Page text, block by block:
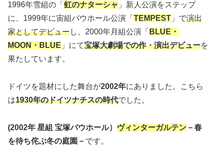
1996年雪組の「 虹のナターシャ 」新人公演をステップ
に、1999年に宙組バウホール公演「 TEMPEST 」で演出
家としてデビューし、2000年月組公演「 BLUE・
MOON・BLUE 」にて宝塚大劇場での作・演出デビューを
果たしています。
ドイツを題材にした舞台が2002年にありました。こちら
は1930年のドイツナチスの時代でした。
(2002年 星組 宝塚バウホール） ヴィンターガルテン －春
を待ち侘ぶ冬の庭園－ です。